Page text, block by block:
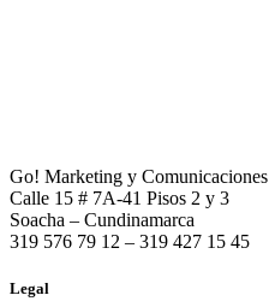
Go! Marketing y Comunicaciones
Calle 15 # 7A-41 Pisos 2 y 3
Soacha – Cundinamarca
319 576 79 12 – 319 427 15 45
Legal